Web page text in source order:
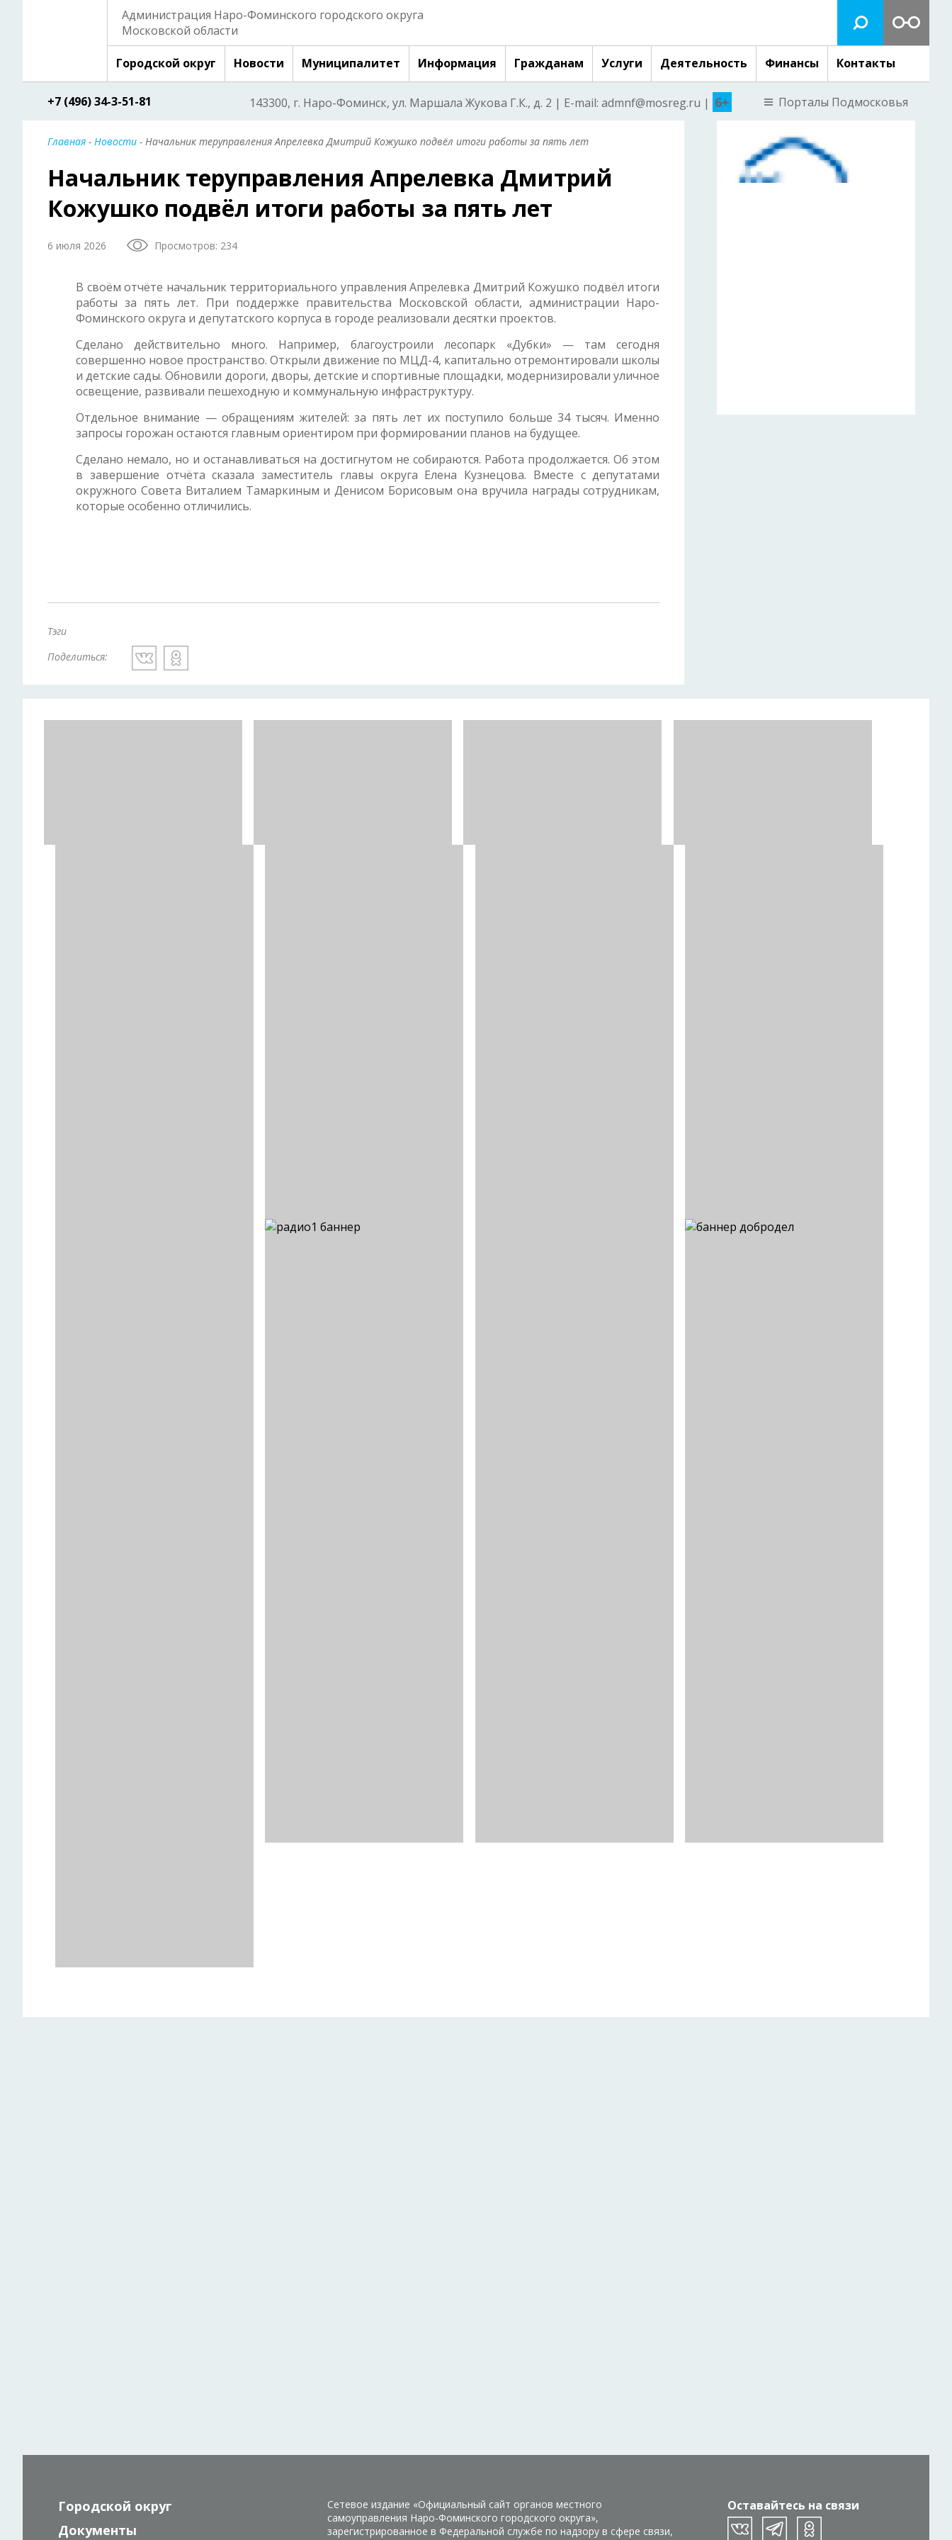
Администрация Наро-Фоминского городского округа
Московской области
Городской округ Новости Муниципалитет Информация Гражданам Услуги Деятельность Финансы Контакты
+7 (496) 34-3-51-81 143300, г. Наро-Фоминск, ул. Маршала Жукова Г.К., д. 2 | E-mail: admnf@mosreg.ru | 6+ Порталы Подмосковья
Главная - Новости - Начальник теруправления Апрелевка Дмитрий Кожушко подвёл итоги работы за пять лет
Начальник теруправления Апрелевка Дмитрий
Кожушко подвёл итоги работы за пять лет
6 июля 2026 Просмотров: 234
В своём отчёте начальник территориального управления Апрелевка Дмитрий Кожушко подвёл итоги
работы за пять лет. При поддержке правительства Московской области, администрации Наро-
Фоминского округа и депутатского корпуса в городе реализовали десятки проектов.
Сделано действительно много. Например, благоустроили лесопарк «Дубки» — там сегодня
совершенно новое пространство. Открыли движение по МЦД-4, капитально отремонтировали школы
и детские сады. Обновили дороги, дворы, детские и спортивные площадки, модернизировали уличное
освещение, развивали пешеходную и коммунальную инфраструктуру.
Отдельное внимание — обращениям жителей: за пять лет их поступило больше 34 тысяч. Именно
запросы горожан остаются главным ориентиром при формировании планов на будущее.
Сделано немало, но и останавливаться на достигнутом не собираются. Работа продолжается. Об этом
в завершение отчёта сказала заместитель главы округа Елена Кузнецова. Вместе с депутатами
окружного Совета Виталием Тамаркиным и Денисом Борисовым она вручила награды сотрудникам,
которые особенно отличились.
Тэги
Поделиться:
Оставайтесь на связи
Городской округ
Документы
Сетевое издание «Официальный сайт органов местного
самоуправления Наро-Фоминского городского округа»,
зарегистрированное в Федеральной службе по надзору в сфере связи,